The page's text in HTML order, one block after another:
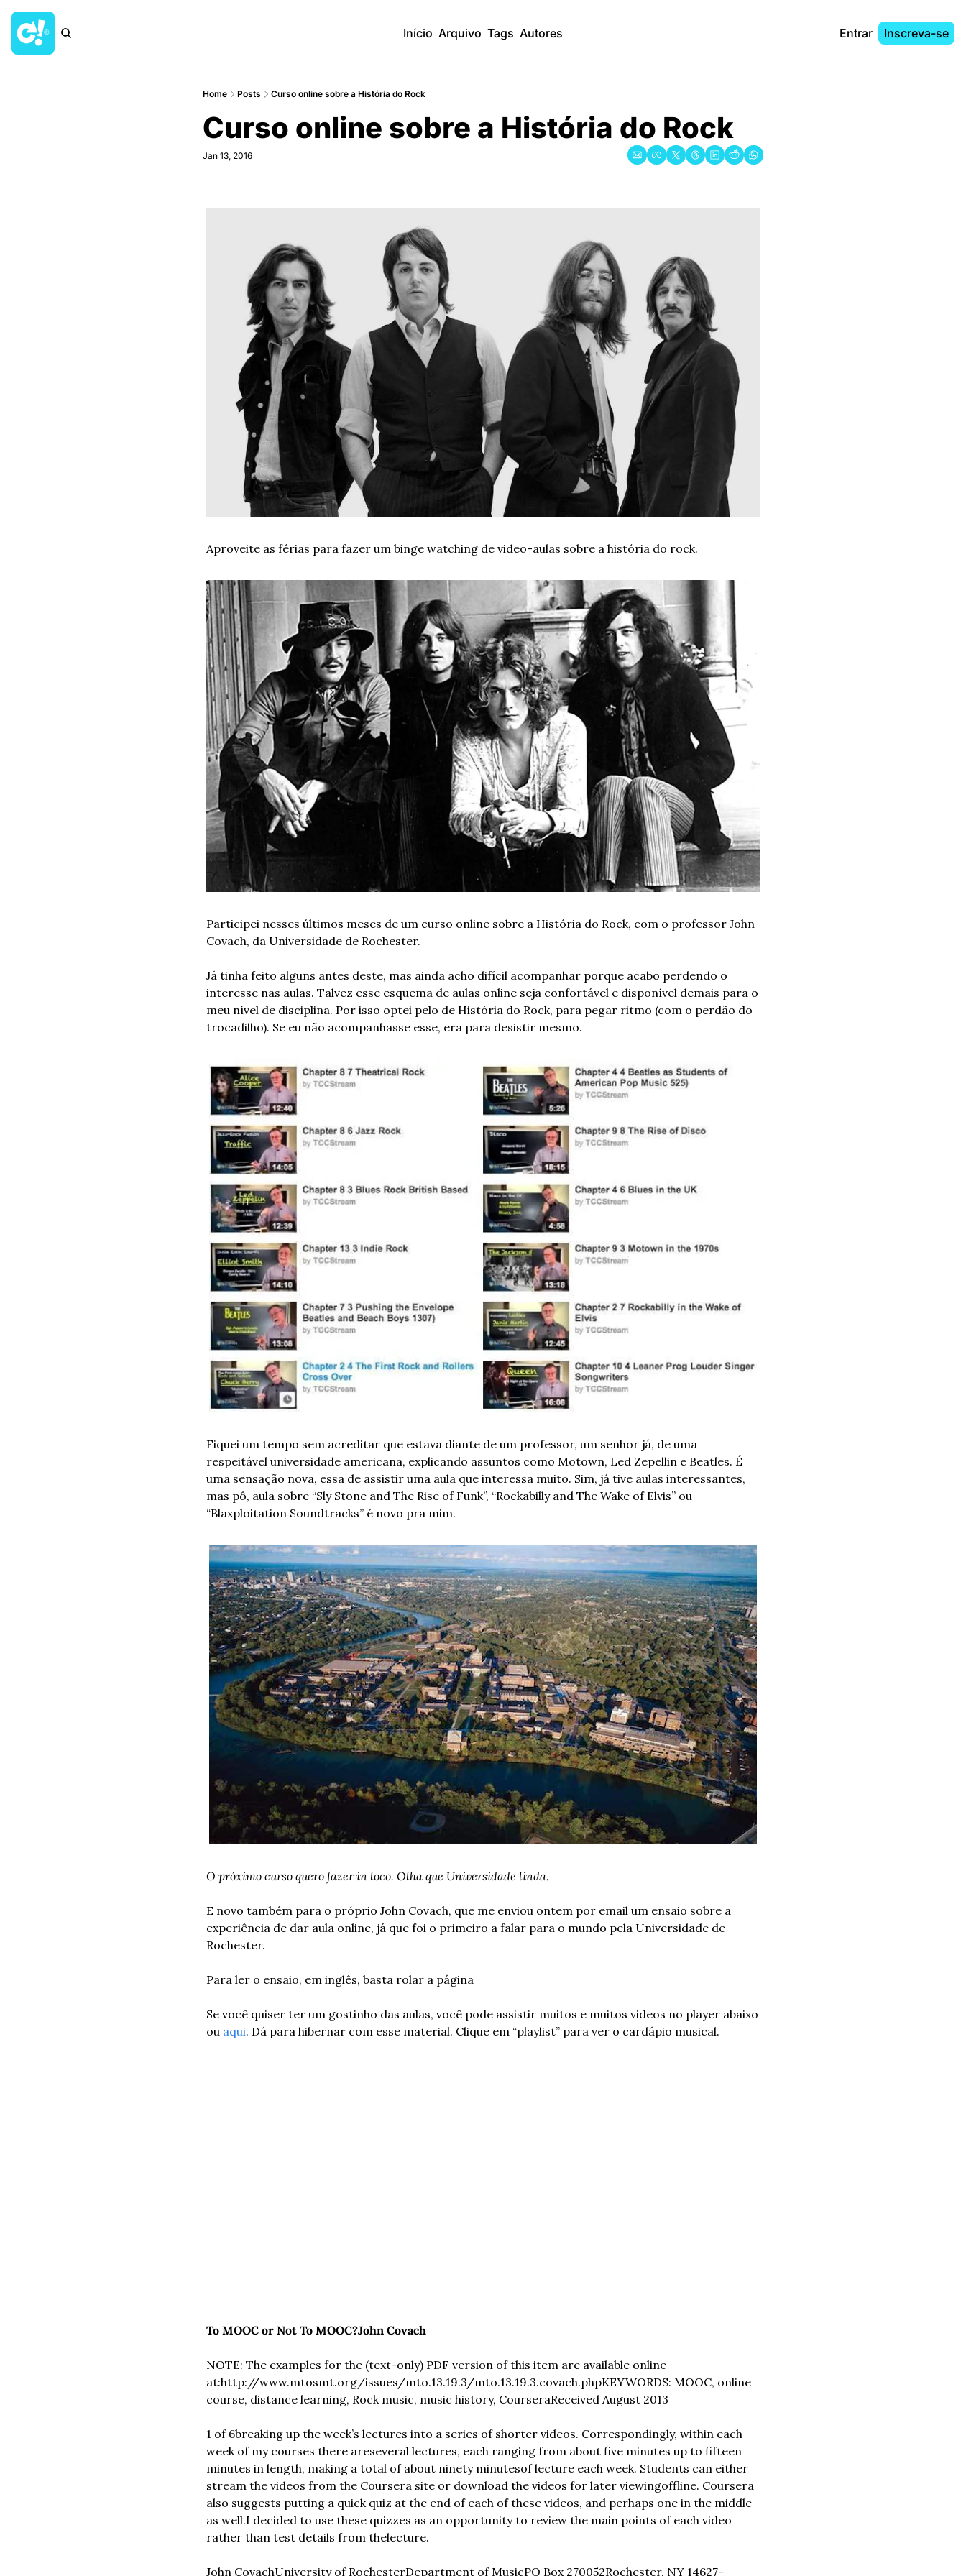
Início Arquivo Tags Autores Entrar Inscreva-se
Home Posts Curso online sobre a História do Rock
Curso online sobre a História do Rock
Jan 13, 2016
Aproveite as férias para fazer um binge watching de video-aulas sobre a história do rock.
Participei nesses últimos meses de um curso online sobre a História do Rock, com o professor John
Covach, da Universidade de Rochester.
Já tinha feito alguns antes deste, mas ainda acho difícil acompanhar porque acabo perdendo o
interesse nas aulas. Talvez esse esquema de aulas online seja confortável e disponível demais para o
meu nível de disciplina. Por isso optei pelo de História do Rock, para pegar ritmo (com o perdão do
trocadilho). Se eu não acompanhasse esse, era para desistir mesmo.
Fiquei um tempo sem acreditar que estava diante de um professor, um senhor já, de uma
respeitável universidade americana, explicando assuntos como Motown, Led Zepellin e Beatles. É
uma sensação nova, essa de assistir uma aula que interessa muito. Sim, já tive aulas interessantes,
mas pô, aula sobre “Sly Stone and The Rise of Funk”, “Rockabilly and The Wake of Elvis” ou
“Blaxploitation Soundtracks” é novo pra mim.
O próximo curso quero fazer in loco. Olha que Universidade linda.
E novo também para o próprio John Covach, que me enviou ontem por email um ensaio sobre a
experiência de dar aula online, já que foi o primeiro a falar para o mundo pela Universidade de
Rochester.
Para ler o ensaio, em inglês, basta rolar a página
Se você quiser ter um gostinho das aulas, você pode assistir muitos e muitos videos no player abaixo
ou aqui. Dá para hibernar com esse material. Clique em “playlist” para ver o cardápio musical.
To MOOC or Not To MOOC?John Covach
NOTE: The examples for the (text-only) PDF version of this item are available online
at:http://www.mtosmt.org/issues/mto.13.19.3/mto.13.19.3.covach.phpKEYWORDS: MOOC, online
course, distance learning, Rock music, music history, CourseraReceived August 2013
1 of 6breaking up the week’s lectures into a series of shorter videos. Correspondingly, within each
week of my courses there areseveral lectures, each ranging from about five minutes up to fifteen
minutes in length, making a total of about ninety minutesof lecture each week. Students can either
stream the videos from the Coursera site or download the videos for later viewingoffline. Coursera
also suggests putting a quick quiz at the end of each of these videos, and perhaps one in the middle
as well.I decided to use these quizzes as an opportunity to review the main points of each video
rather than test details from thelecture.
John CovachUniversity of RochesterDepartment of MusicPO Box 270052Rochester, NY 14627-